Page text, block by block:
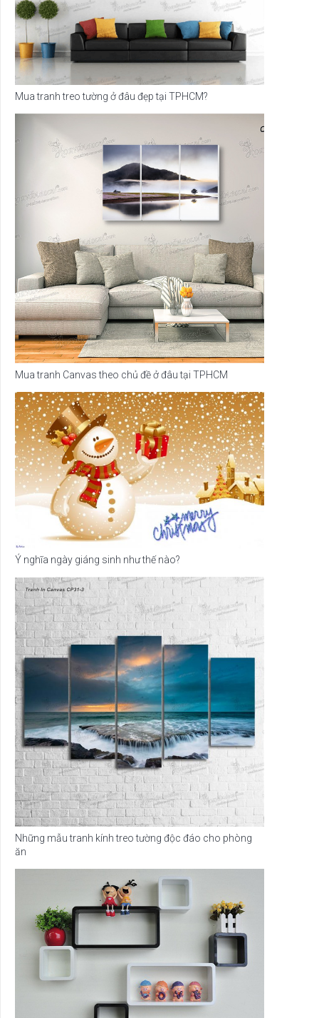
Mua tranh treo tường ở đâu đẹp tại TPHCM?
Mua tranh Canvas theo chủ đề ở đâu tại TPHCM
Ý nghĩa ngày giáng sinh như thế nào?
Những mẫu tranh kính treo tường độc đáo cho phòng
ăn